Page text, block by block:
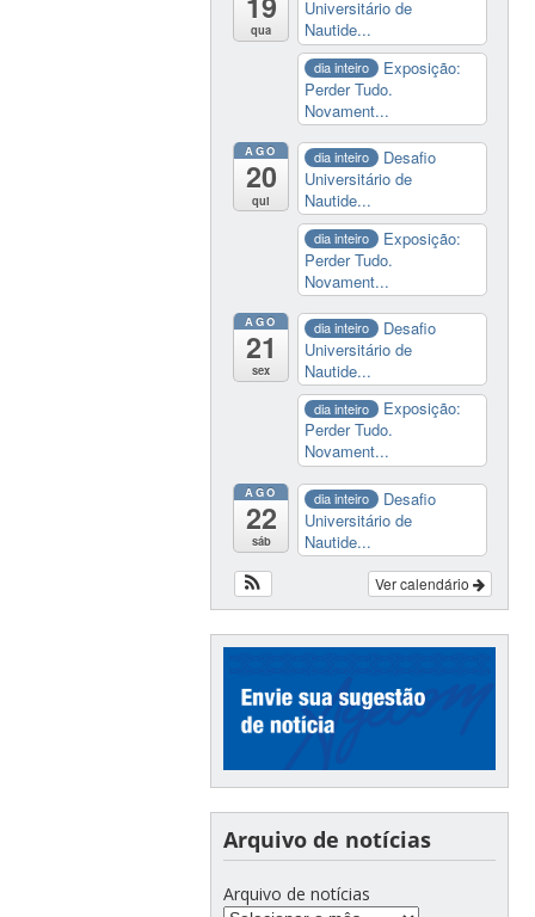
qua
Universitário de
Nautide...
dia inteiro
Exposição:
Perder Tudo.
Novament...
AGO
20
qui
dia inteiro
Desafio
Universitário de
Nautide...
dia inteiro
Exposição:
Perder Tudo.
Novament...
AGO
21
sex
dia inteiro
Desafio
Universitário de
Nautide...
dia inteiro
Exposição:
Perder Tudo.
Novament...
AGO
22
sáb
dia inteiro
Desafio
Universitário de
Nautide...
Ver calendário
Arquivo de notícias
Arquivo de notícias